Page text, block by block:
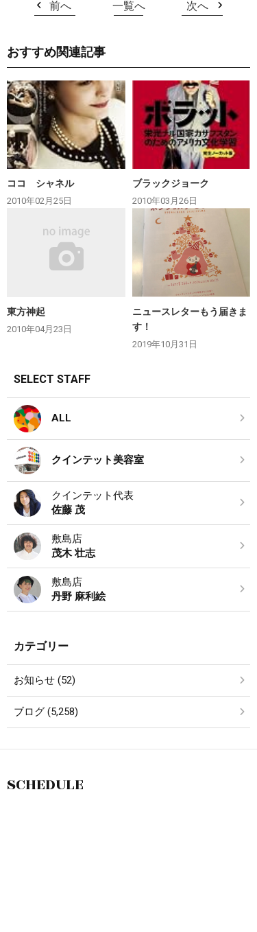
前へ 一覧へ 次へ
おすすめ関連記事
ココ シャネル
2010年02月25日
ブラックジョーク
2010年03月26日
東方神起
2010年04月23日
ニュースレターもう届きま
す！
2019年10月31日
SELECT STAFF
ALL
クインテット美容室
クインテット代表
佐藤 茂
敷島店
茂木 壮志
敷島店
丹野 麻利絵
カテゴリー
お知らせ (52)
ブログ (5,258)
SCHEDULE